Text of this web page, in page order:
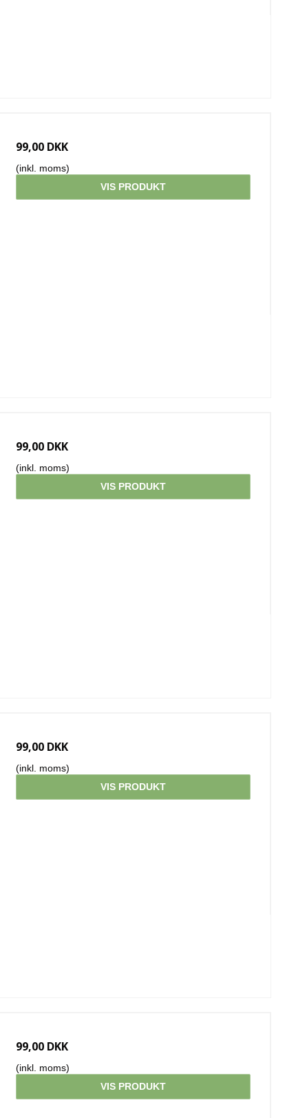
99,00 DKK
(inkl. moms)
VIS PRODUKT
99,00 DKK
(inkl. moms)
VIS PRODUKT
99,00 DKK
(inkl. moms)
VIS PRODUKT
99,00 DKK
(inkl. moms)
VIS PRODUKT